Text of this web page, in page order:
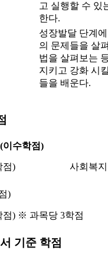
고 실행할 수 있
한다.
성장발달 단계
의 문제들을 살
법을 살펴보는
지키고 강화 시
들을 배운다.
이수학점)
점) 사회복
)
점) ※ 과목당 3학점
기준 학점